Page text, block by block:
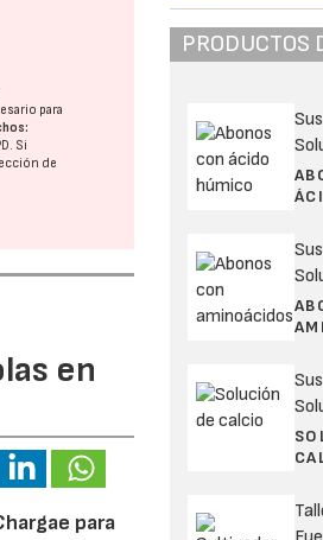
para
. Si
de
en
para
PRODUCTOS